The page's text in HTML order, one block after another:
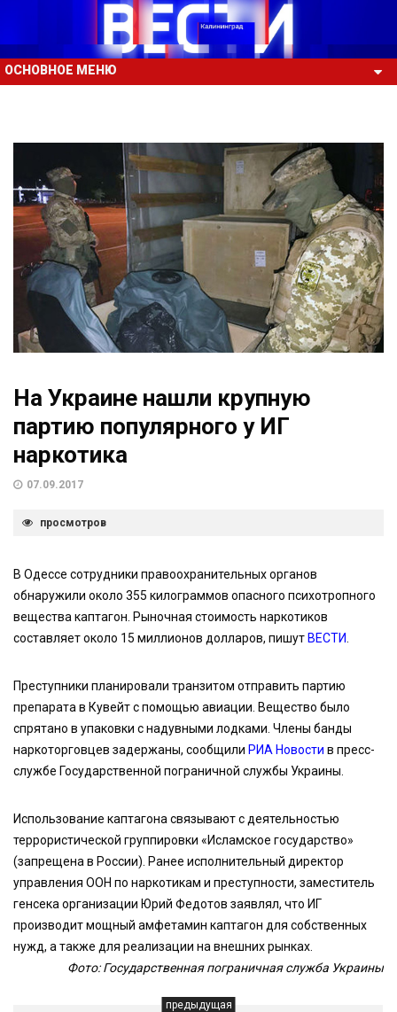
ОСНОВНОЕ МЕНЮ
На Украине нашли крупную
партию популярного у ИГ
наркотика
07.09.2017
просмотров
В Одессе сотрудники правоохранительных органов
обнаружили около 355 килограммов опасного психотропного
вещества каптагон. Рыночная стоимость наркотиков
составляет около 15 миллионов долларов, пишут ВЕСТИ
Преступники планировали транзитом отправить партию
препарата в Кувейт с помощью авиации. Вещество было
спрятано в упаковки с надувными лодками. Члены банды
наркоторговцев задержаны, сообщили РИА Новости в пресс-
службе Государственной пограничной службы Украины.
Использование каптагона связывают с деятельностью
террористической группировки «Исламское государство»
(запрещена в России). Ранее исполнительный директор
управления ООН по наркотикам и преступности, заместитель
генсека организации Юрий Федотов заявлял, что ИГ
производит мощный амфетамин каптагон для собственных
нужд, а также для реализации на внешних рынках.
Фото: Государственная пограничная служба Украины
предыдущая